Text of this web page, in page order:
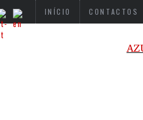
INÍCIO CONTACTOS